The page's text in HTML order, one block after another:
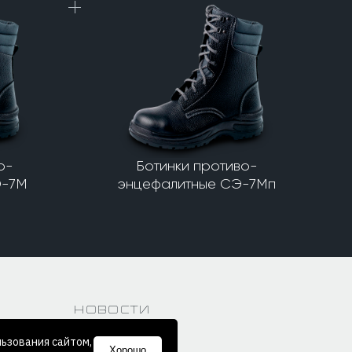
7М
Ботинки противо-
энцефалитные СЭ-7Мп
Новости
сайтом,
Хорошо